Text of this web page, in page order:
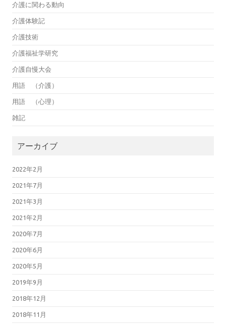
介護に関わる動向
介護体験記
介護技術
介護福祉学研究
介護自慢大会
用語 （介護）
用語 （心理）
雑記
アーカイブ
2022年2月
2021年7月
2021年3月
2021年2月
2020年7月
2020年6月
2020年5月
2019年9月
2018年12月
2018年11月